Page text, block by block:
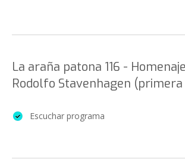
La araña patona 116 -
Rodolfo Stavenhagen
Escuchar programa